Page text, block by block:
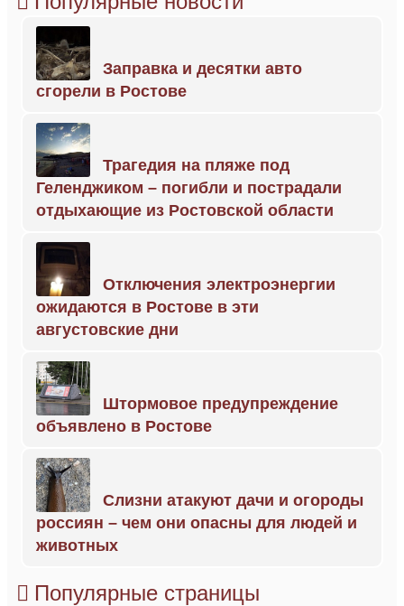
Заправка и десятки авто
сгорели в Ростове
Трагедия на пляже под
Геленджиком – погибли и пострадали
отдыхающие из Ростовской области
Отключения электроэнергии
ожидаются в Ростове в эти
августовские дни
Штормовое предупреждение
объявлено в Ростове
Слизни атакуют дачи и огороды
россиян – чем они опасны для людей и
животных
Популярные страницы